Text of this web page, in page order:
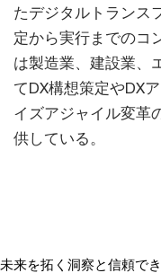
たデジタルトランス
定から実行までのコ
は製造業、建設業、
てDX構想策定やDX
イズアジャイル変革
供している。
未来を拓く洞察と信頼で